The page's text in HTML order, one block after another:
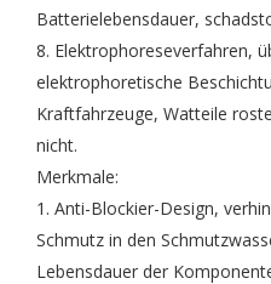
Batterielebensdauer,
8. Elektrophoreseverfahren,
elektrophoretische
Kraftfahrzeuge, Watteile
nicht.
Merkmale:
1. Anti-Blockier-Design,
Schmutz in den
Lebensdauer der